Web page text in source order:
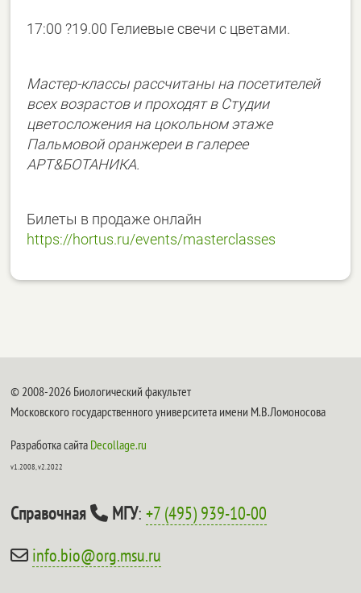
17:00 ?19.00 Гелиевые свечи с цветами.
Мастер-классы рассчитаны на посетителей
всех возрастов и проходят в Студии
цветосложения на цокольном этаже
Пальмовой оранжереи в галерее
АРТ&БОТАНИКА.
Билеты в продаже онлайн
https://hortus.ru/events/masterclasses
© 2008-2026 Биологический факультет
Московского государственного университета имени М.В.Ломоносова
Разработка сайта Decollage.ru
v1.2008, v2.2022
Справочная МГУ:+7 (495) 939-10-00
info.bio@org.msu.ru